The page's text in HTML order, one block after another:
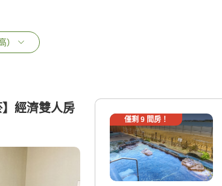
）
經濟雙人房
僅剩 9間房！